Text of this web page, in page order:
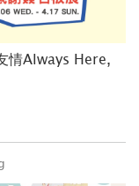
情Always Here,